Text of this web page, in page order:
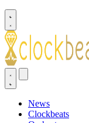
News
Clockbeats